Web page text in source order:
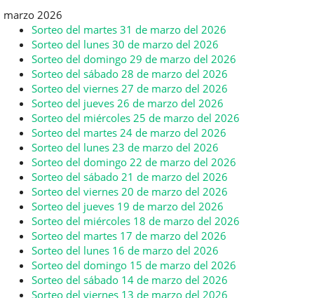
marzo 2026
Sorteo del martes 31 de marzo del 2026
Sorteo del lunes 30 de marzo del 2026
Sorteo del domingo 29 de marzo del 2026
Sorteo del sábado 28 de marzo del 2026
Sorteo del viernes 27 de marzo del 2026
Sorteo del jueves 26 de marzo del 2026
Sorteo del miércoles 25 de marzo del 2026
Sorteo del martes 24 de marzo del 2026
Sorteo del lunes 23 de marzo del 2026
Sorteo del domingo 22 de marzo del 2026
Sorteo del sábado 21 de marzo del 2026
Sorteo del viernes 20 de marzo del 2026
Sorteo del jueves 19 de marzo del 2026
Sorteo del miércoles 18 de marzo del 2026
Sorteo del martes 17 de marzo del 2026
Sorteo del lunes 16 de marzo del 2026
Sorteo del domingo 15 de marzo del 2026
Sorteo del sábado 14 de marzo del 2026
Sorteo del viernes 13 de marzo del 2026